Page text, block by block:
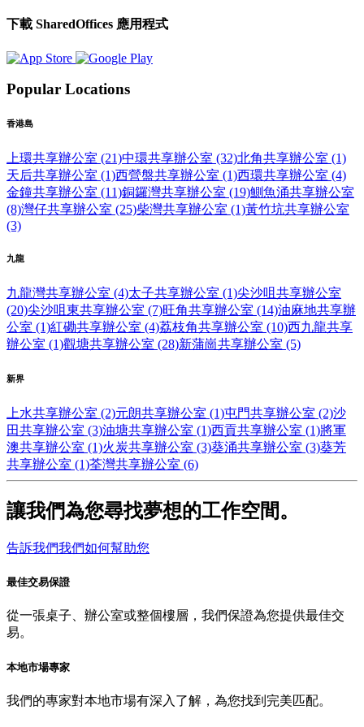
下載 SharedOffices 應用程式
Popular Locations
香港島
上環共享辦公室 (21)中環共享辦公室 (32)北角共享辦公室 (1)
天后共享辦公室 (1)西營盤共享辦公室 (1)西環共享辦公室 (4)
金鐘共享辦公室 (11)銅鑼灣共享辦公室 (19)鰂魚涌共享辦公室
(8)灣仔共享辦公室 (25)柴灣共享辦公室 (1)黃竹坑共享辦公室
(3)
九龍
九龍灣共享辦公室 (4)太子共享辦公室 (1)尖沙咀共享辦公室
(20)尖沙咀東共享辦公室 (7)旺角共享辦公室 (14)油麻地共享辦
公室 (1)紅磡共享辦公室 (4)荔枝角共享辦公室 (10)西九龍共享
辦公室 (1)觀塘共享辦公室 (28)新蒲崗共享辦公室 (5)
新界
上水共享辦公室 (2)元朗共享辦公室 (1)屯門共享辦公室 (2)沙
田共享辦公室 (3)油塘共享辦公室 (1)西貢共享辦公室 (1)將軍
澳共享辦公室 (1)火炭共享辦公室 (3)葵涌共享辦公室 (3)葵芳
共享辦公室 (1)荃灣共享辦公室 (6)
讓我們為您尋找夢想的工作空間。
告訴我們我們如何幫助您
最佳交易保證
從一張桌子、辦公室或整個樓層，我們保證為您提供最佳交
易。
本地市場專家
我們的專家對本地市場有深入了解，為您找到完美匹配。